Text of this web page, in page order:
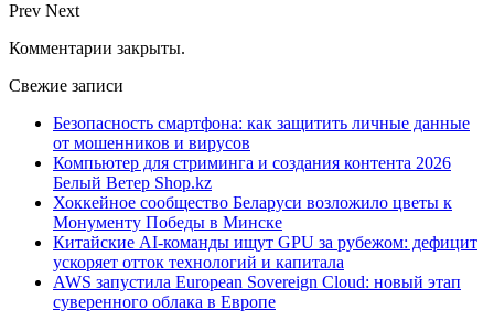
Prev Next
Комментарии закрыты.
Свежие записи
Безопасность смартфона: как защитить личные данные
от мошенников и вирусов
Компьютер для стриминга и создания контента 2026
Белый Ветер Shop.kz
Хоккейное сообщество Беларуси возложило цветы к
Монументу Победы в Минске
Китайские AI-команды ищут GPU за рубежом: дефицит
ускоряет отток технологий и капитала
AWS запустила European Sovereign Cloud: новый этап
суверенного облака в Европе